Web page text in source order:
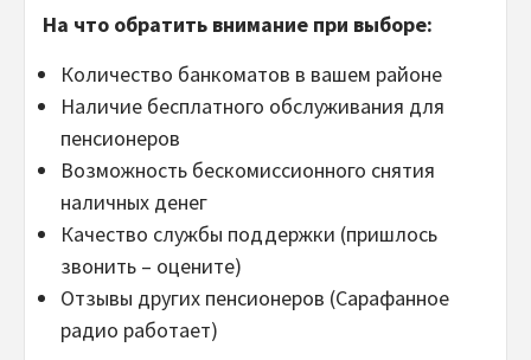
На что обратить внимание при выборе:
Количество банкоматов в вашем районе
Наличие бесплатного обслуживания для
пенсионеров
Возможность бескомиссионного снятия
наличных денег
Качество службы поддержки (пришлось
звонить – оцените)
Отзывы других пенсионеров (Сарафанное
радио работает)